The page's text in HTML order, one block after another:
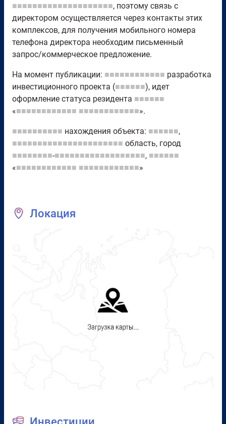
■■■■■■■■■■■■■■■■■■■■, поэтому связь с
директором осуществляется через контакты этих
комплексов, для получения мобильного номера
телефона директора необходим письменный
запрос/коммерческое предложение.
На момент публикации: ■■■■■■■■■■■■ разработка
инвестиционного проекта (■■■■■■), идет
оформление статуса резидента ■■■■■■
«■■■■■■■■■■■■ ■■■■■■■■■■■■».
■■■■■■■■■■ нахождения объекта: ■■■■■■,
■■■■■■■■■■■■■■■■■■■■■■ область, город
■■■■■■■■-■■■■■■■■■■■■■■■■■■, ■■■■■■
«■■■■■■■■■■■■ ■■■■■■■■■■■■»
Локация